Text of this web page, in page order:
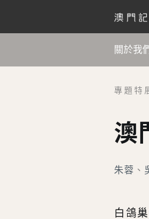
關於我
專題特
澳
朱蓉 、
白鴿